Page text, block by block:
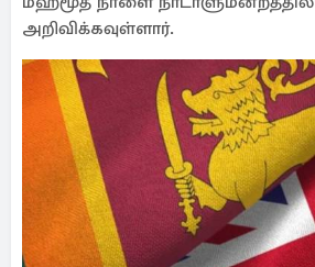
அறிவிக்கவுள்ளார்.